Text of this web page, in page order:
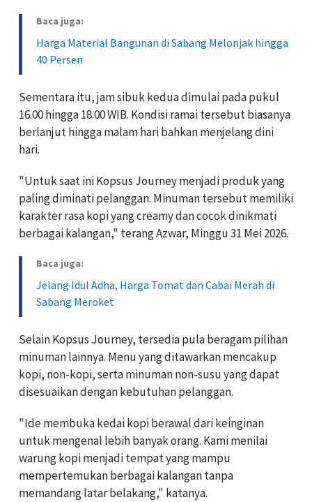
Baca juga:
Harga Material Bangunan di Sabang Melonjak hingga
40 Persen
Sementara itu, jam sibuk kedua dimulai pada pukul
16.00 hingga 18.00 WIB. Kondisi ramai tersebut biasanya
berlanjut hingga malam hari bahkan menjelang dini
hari.
"Untuk saat ini Kopsus Journey menjadi produk yang
paling diminati pelanggan. Minuman tersebut memiliki
karakter rasa kopi yang creamy dan cocok dinikmati
berbagai kalangan," terang Azwar, Minggu 31 Mei 2026.
Baca juga:
Jelang Idul Adha, Harga Tomat dan Cabai Merah di
Sabang Meroket
Selain Kopsus Journey, tersedia pula beragam pilihan
minuman lainnya. Menu yang ditawarkan mencakup
kopi, non-kopi, serta minuman non-susu yang dapat
disesuaikan dengan kebutuhan pelanggan.
"Ide membuka kedai kopi berawal dari keinginan
untuk mengenal lebih banyak orang. Kami menilai
warung kopi menjadi tempat yang mampu
mempertemukan berbagai kalangan tanpa
memandang latar belakang," katanya.